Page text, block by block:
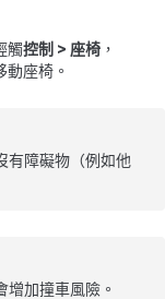
觸控制 > 座椅 ，
座椅。
有障礙物（例如他
加撞車風險。